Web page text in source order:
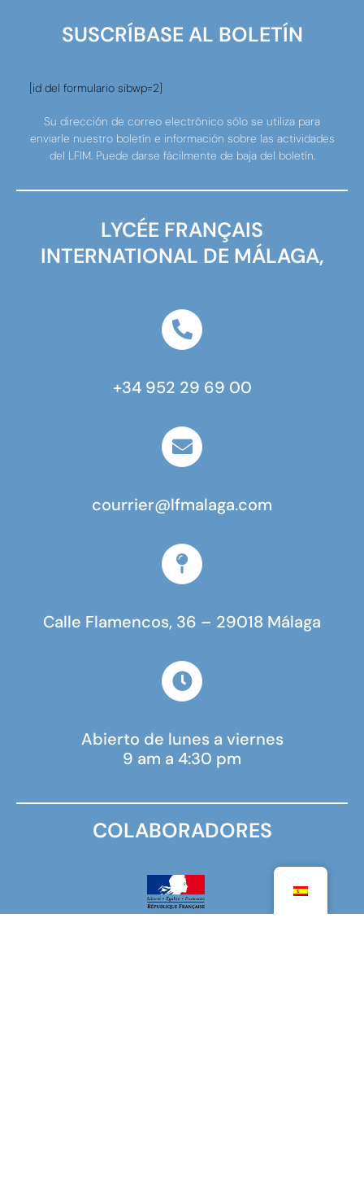
COLABORADORES
LYCÉE FRANÇAIS
INTERNATIONAL DE MÁLAGA,
+34 952 29 69 00
courrier@lfmalaga.com
Calle Flamencos, 36 – 29018 Málaga
Abierto de lunes a viernes
9 am a 4:30 pm
SUSCRÍBASE AL BOLETÍN
[id del formulario sibwp=2]
Su dirección de correo electrónico sólo se utiliza para
enviarle nuestro boletín e información sobre las actividades
del LFIM. Puede darse fácilmente de baja del boletín.